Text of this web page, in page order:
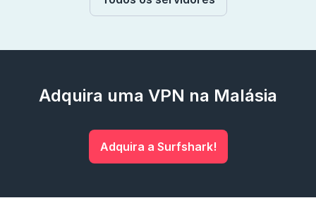
Adquira uma VPN na Malásia
Adquira a Surfshark!